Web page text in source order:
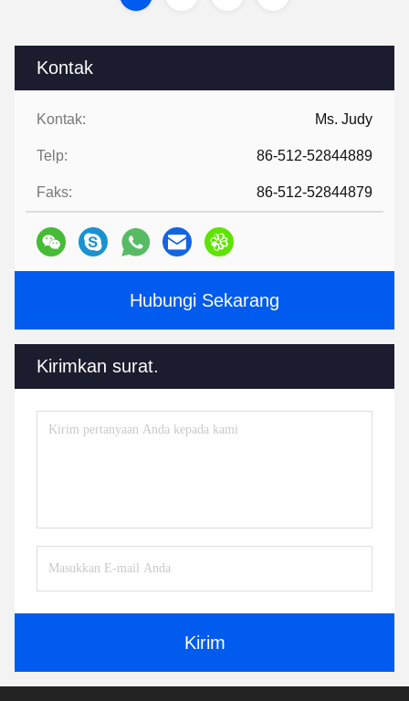
Kontak
Kontak: Ms. Judy
Telp: 86-512-52844889
Faks: 86-512-52844879
Hubungi Sekarang
Kirimkan surat.
Kirim